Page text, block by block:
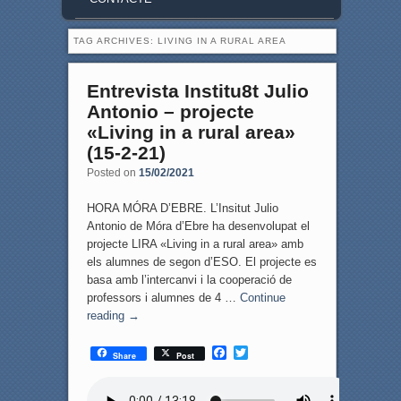
TAG ARCHIVES: LIVING IN A RURAL AREA
Entrevista Institu8t Julio
Antonio – projecte
«Living in a rural area»
(15-2-21)
Posted on 15/02/2021
HORA MÓRA D’EBRE. L’Insitut Julio
Antonio de Móra d’Ebre ha desenvolupat el
projecte LIRA «Living in a rural area» amb
els alumnes de segon d’ESO. El projecte es
basa amb l’intercanvi i la cooperació de
professors i alumnes de 4 … Continue
reading →
Share Post
F
T